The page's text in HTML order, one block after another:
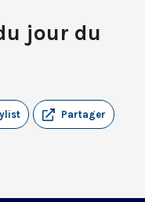
jour du
Partager